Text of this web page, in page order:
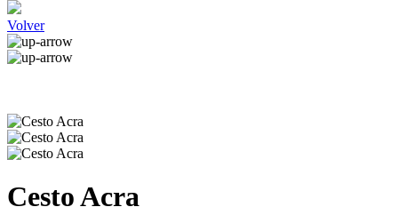
Volver
Cesto Acra